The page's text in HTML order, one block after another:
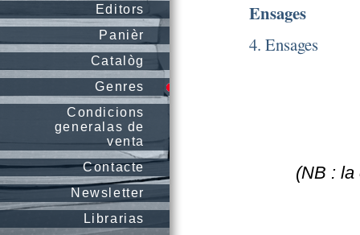
Editors
Panièr
Catalòg
Genres
Condicions
generalas de
venta
Contacte
Newsletter
Librarias
Ensages
4. Ensages
(NB : la